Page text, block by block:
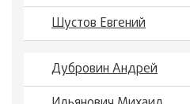
Шустов Евгений
Дубровин Андрей